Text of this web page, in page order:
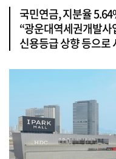
국민연금, 지분율
“광운대역세권개발사
신용등급 상향 등으로